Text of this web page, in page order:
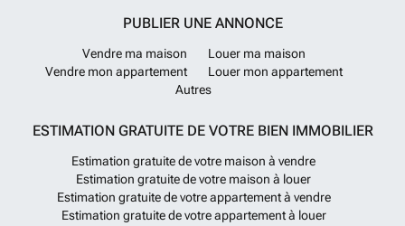
PUBLIER UNE ANNONCE
Vendre ma maison
Louer ma maison
Vendre mon appartement
Louer mon appartement
Autres
ESTIMATION GRATUITE DE VOTRE BIEN IMMOBILIER
Estimation gratuite de votre maison à vendre
Estimation gratuite de votre maison à louer
Estimation gratuite de votre appartement à vendre
Estimation gratuite de votre appartement à louer